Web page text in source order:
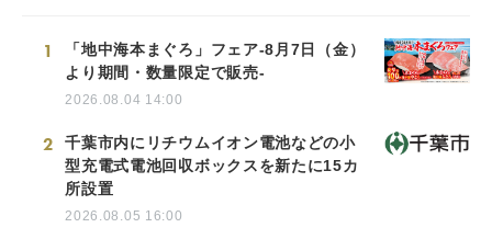
1
「地中海本まぐろ」フェア-8月7日（金）
より期間・数量限定で販売-
2026.08.04 14:00
2
千葉市内にリチウムイオン電池などの小
型充電式電池回収ボックスを新たに15カ
所設置
2026.08.05 16:00